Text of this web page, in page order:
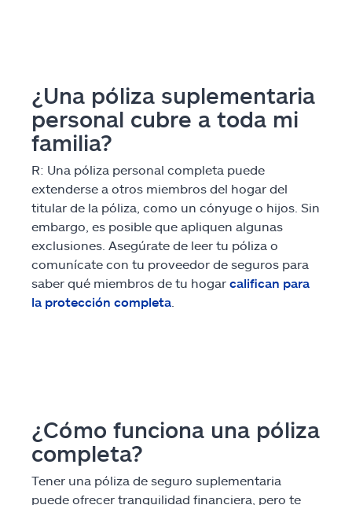
¿Una póliza suplementaria
personal cubre a toda mi
familia?
R: Una póliza personal completa puede
extenderse a otros miembros del hogar del
titular de la póliza, como un cónyuge o hijos. Sin
embargo, es posible que apliquen algunas
exclusiones. Asegúrate de leer tu póliza o
comunícate con tu proveedor de seguros para
saber qué miembros de tu hogar califican para
la protección completa
¿Cómo funciona una póliza
completa?
Tener una póliza de seguro suplementaria
puede ofrecer tranquilidad financiera, pero te